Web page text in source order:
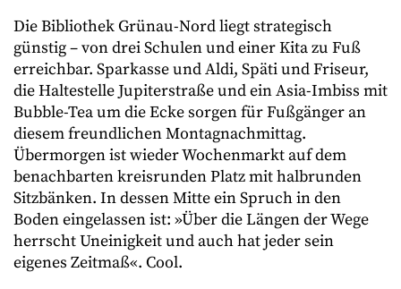
Die Bibliothek Grünau-Nord liegt strategisch
günstig – von drei Schulen und einer Kita zu Fuß
erreichbar. Sparkasse und Aldi, Späti und Friseur,
die Haltestelle Jupiterstraße und ein Asia-Imbiss mit
Bubble-Tea um die Ecke sorgen für Fußgänger an
diesem freundlichen Montagnachmittag.
Übermorgen ist wieder Wochenmarkt auf dem
benachbarten kreisrunden Platz mit halbrunden
Sitzbänken. In dessen Mitte ein Spruch in den
Boden eingelassen ist: »Über die Längen der Wege
herrscht Uneinigkeit und auch hat jeder sein
eigenes Zeitmaß«. Cool.